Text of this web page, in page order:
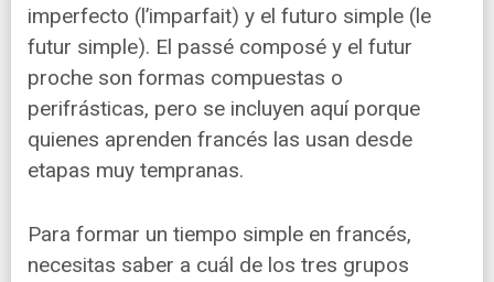
imperfecto (l’imparfait) y el futuro simple (le
futur simple). El passé composé y el futur
proche son formas compuestas o
perifrásticas, pero se incluyen aquí porque
quienes aprenden francés las usan desde
etapas muy tempranas.
Para formar un tiempo simple en francés,
necesitas saber a cuál de los tres grupos